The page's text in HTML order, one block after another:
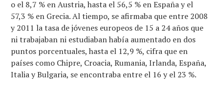
o el 8,7 % en Austria, hasta el 56,5 % en España y el
57,3 % en Grecia. Al tiempo, se afirmaba que entre 2008
y 2011 la tasa de jóvenes europeos de 15 a 24 años que
ni trabajaban ni estudiaban había aumentado en dos
puntos porcentuales, hasta el 12,9 %, cifra que en
países como Chipre, Croacia, Rumania, Irlanda, España,
Italia y Bulgaria, se encontraba entre el 16 y el 23 %.